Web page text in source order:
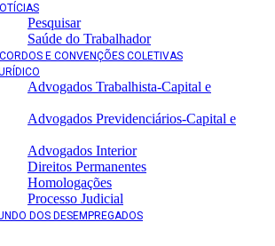
Pesquisar
Saúde do Trabalhador
E CONVENÇÕES COLETIVAS
Advogados Trabalhista-Capital e
Advogados Previdenciários-Capital e
Advogados Interior
Direitos Permanentes
Homologações
Processo Judicial
DOS DESEMPREGADOS